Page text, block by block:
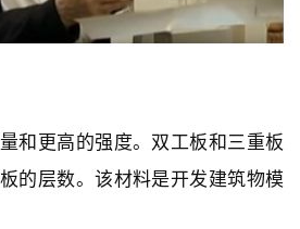
和更高的强度。双工板和三重板
的层数。该材料是开发建筑物模